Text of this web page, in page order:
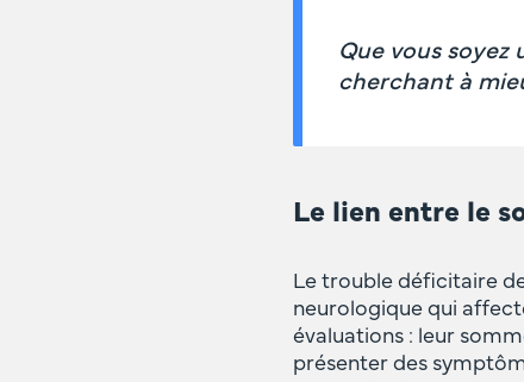
Que vous soyez
cherchant à
Le lien entre le
Le trouble déficitaire
neurologique qui
évaluations : leur
présenter des